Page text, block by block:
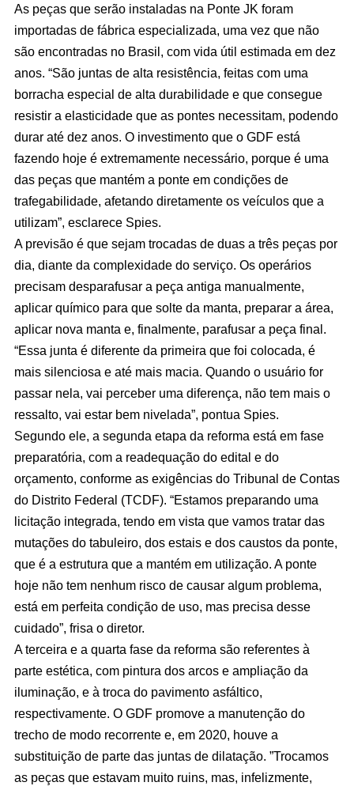
As peças que serão instaladas na Ponte JK foram
importadas de fábrica especializada, uma vez que não
são encontradas no Brasil, com vida útil estimada em dez
anos. “São juntas de alta resistência, feitas com uma
borracha especial de alta durabilidade e que consegue
resistir a elasticidade que as pontes necessitam, podendo
durar até dez anos. O investimento que o GDF está
fazendo hoje é extremamente necessário, porque é uma
das peças que mantém a ponte em condições de
trafegabilidade, afetando diretamente os veículos que a
utilizam”, esclarece Spies.
A previsão é que sejam trocadas de duas a três peças por
dia, diante da complexidade do serviço. Os operários
precisam desparafusar a peça antiga manualmente,
aplicar químico para que solte da manta, preparar a área,
aplicar nova manta e, finalmente, parafusar a peça final.
“Essa junta é diferente da primeira que foi colocada, é
mais silenciosa e até mais macia. Quando o usuário for
passar nela, vai perceber uma diferença, não tem mais o
ressalto, vai estar bem nivelada”, pontua Spies.
Segundo ele, a segunda etapa da reforma está em fase
preparatória, com a readequação do edital e do
orçamento, conforme as exigências do Tribunal de Contas
do Distrito Federal (TCDF). “Estamos preparando uma
licitação integrada, tendo em vista que vamos tratar das
mutações do tabuleiro, dos estais e dos caustos da ponte,
que é a estrutura que a mantém em utilização. A ponte
hoje não tem nenhum risco de causar algum problema,
está em perfeita condição de uso, mas precisa desse
cuidado”, frisa o diretor.
A terceira e a quarta fase da reforma são referentes à
parte estética, com pintura dos arcos e ampliação da
iluminação, e à troca do pavimento asfáltico,
respectivamente. O GDF promove a manutenção do
trecho de modo recorrente e, em 2020, houve a
substituição de parte das juntas de dilatação. ”Trocamos
as peças que estavam muito ruins, mas, infelizmente,